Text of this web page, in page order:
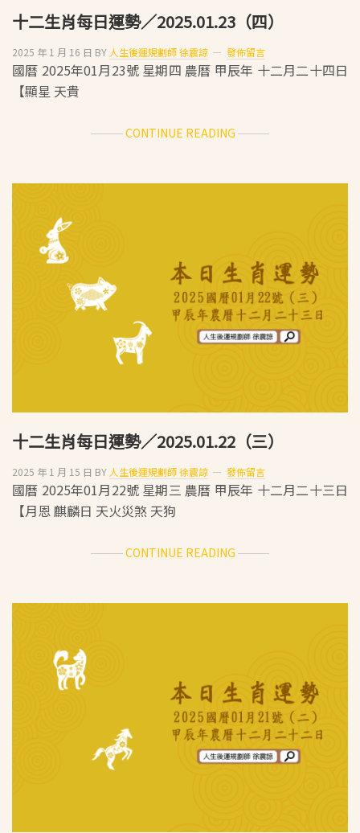
十二生肖每日運勢／2025.01.23（四）
2025 年 1 月 16 日 BY 人生後運規劃師 徐震諒 發佈留言
國曆 2025年01月23號 星期四 農曆 甲辰年 十二月二十四日
【顯星 天貴
CONTINUE READING ABOUT
生
勢
／
2025.01.23（四）
十二生肖每日運勢／2025.01.22（三）
2025 年 1 月 15 日 BY 人生後運規劃師 徐震諒 發佈留言
國曆 2025年01月22號 星期三 農曆 甲辰年 十二月二十三日
【月恩 麒麟日 天火災煞 天狗
CONTINUE READING ABOUT
生
勢
／
2025.01.22（三）